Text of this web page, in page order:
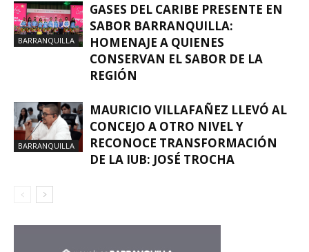
BARRANQUILLA
GASES DEL CARIBE PRESENTE EN
SABOR BARRANQUILLA:
HOMENAJE A QUIENES
CONSERVAN EL SABOR DE LA
REGIÓN
BARRANQUILLA
MAURICIO VILLAFAÑEZ LLEVÓ AL
CONCEJO A OTRO NIVEL Y
RECONOCE TRANSFORMACIÓN
DE LA IUB: JOSÉ TROCHA